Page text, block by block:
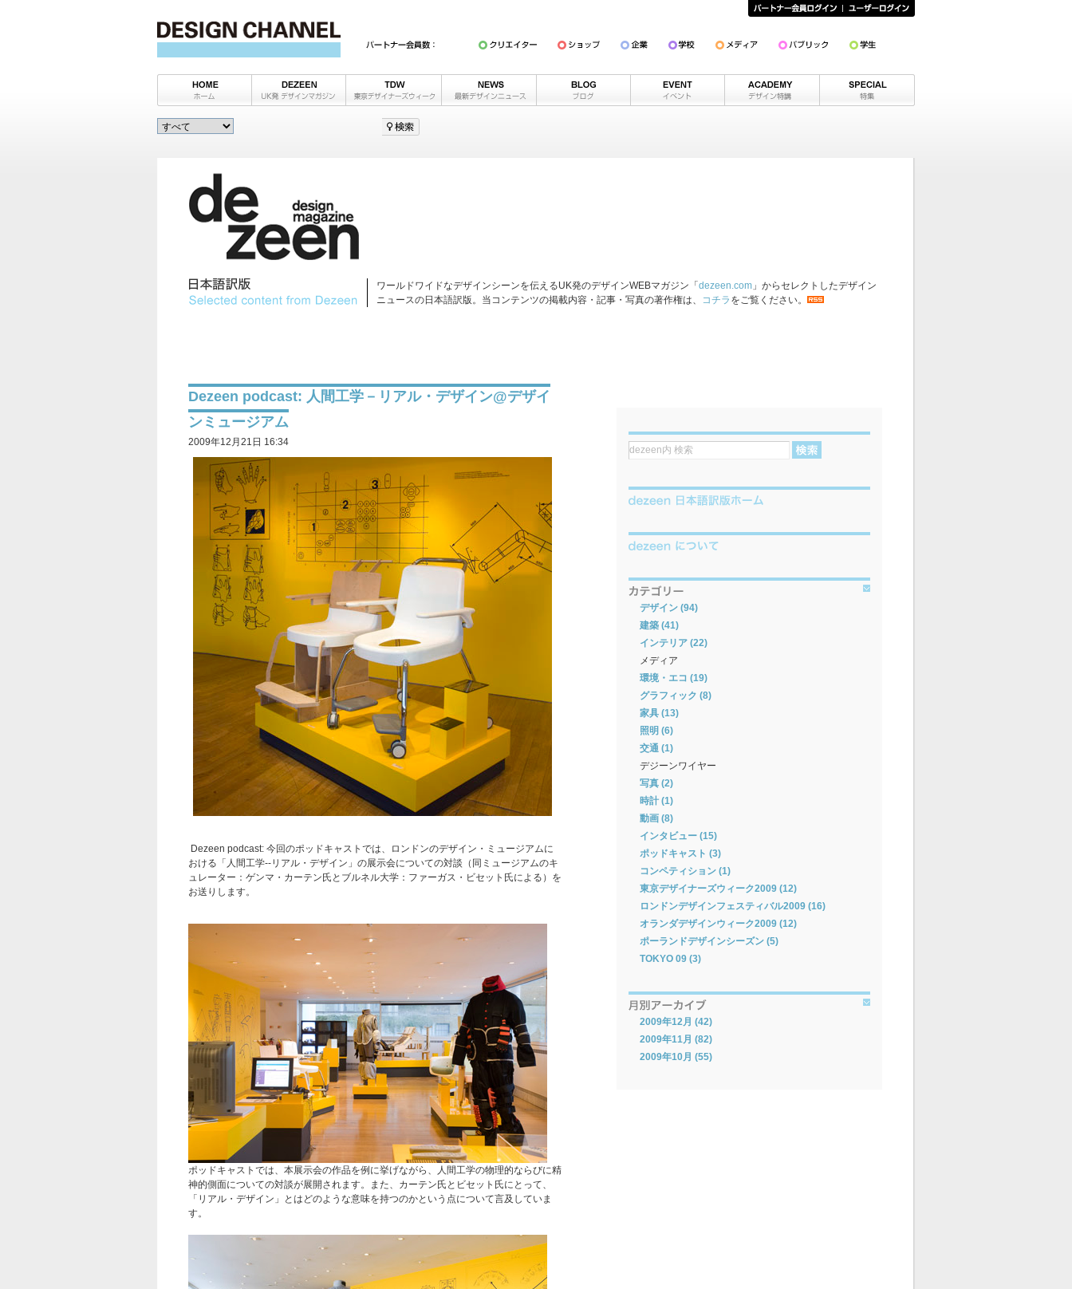
ワールドワイドなデザインシーンを伝えるUK発のデザインWEBマガジン「 dezeen.com」からセレクトしたデザイン
ニュースの日本語訳版。当コンテンツの掲載内容・記事・写真の著作権は、
コチラ をご覧ください。
Dezeen podcast: 人間工学－リアル・デザイン@デザイ
ンミュージアム
2009年12月21日 16:34
Dezeen podcast: 今回のポッドキャストでは、ロンドンのデザイン・ミュージアムに
おける「人間工学--リアル・デザイン」の展示会についての対談（同ミュージアムのキ
ュレーター：ゲンマ・カーテン氏とブルネル大学：ファーガス・ビセット氏による）を
お送りします。
ポッドキャストでは、本展示会の作品を例に挙げながら、人間工学の物理的ならびに精
神的側面についての対談が展開されます。また、カーテン氏とビセット氏にとって、
「リアル・デザイン」とはどのような意味を持つのかという点について言及していま
す。
デザイン (94)
建築 (41)
インテリア (22)
メディア
環境・エコ (19)
グラフィック (8)
家具 (13)
照明 (6)
交通 (1)
デジーンワイヤー
写真 (2)
時計 (1)
動画 (8)
インタビュー (15)
ポッドキャスト (3)
コンペティション (1)
東京デザイナーズウィーク2009 (12)
ロンドンデザインフェスティバル2009 (16)
オランダデザインウィーク2009 (12)
ポーランドデザインシーズン (5)
TOKYO 09 (3)
2009年12月 (42)
2009年11月 (82)
2009年10月 (55)